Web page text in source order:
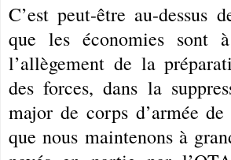
C’est peut-être au-dessus
que les économies sont
l’allègement de la
des forces, dans la
major de corps d’armée de
que nous maintenons à